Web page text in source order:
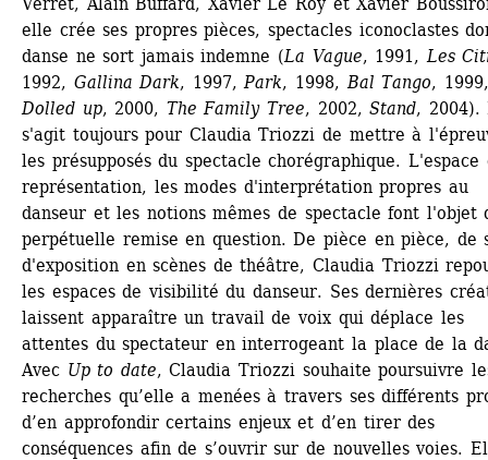
elle crée ses propres pièces, spectacles iconoclastes
danse ne sort jamais indemne (La Vague, 1991, Les
1992, Gallina Dark, 1997, Park, 1998, Bal Tango, 1999,
Dolled up, 2000, The Family Tree, 2002, Stand, 2004).
s'agit toujours pour Claudia Triozzi de mettre à
les présupposés du spectacle chorégraphique. L'espace
représentation, les modes d'interprétation propres au
danseur et les notions mêmes de spectacle font l'objet
perpétuelle remise en question. De pièce en pièce, de
d'exposition en scènes de théâtre, Claudia Triozzi
les espaces de visibilité du danseur. Ses dernières
laissent apparaître un travail de voix qui déplace les
attentes du spectateur en interrogeant la place de la
Avec Up to date, Claudia Triozzi souhaite poursuivre
recherches qu’elle a menées à travers ses différents
d’en approfondir certains enjeux et d’en tirer des
conséquences afin de s’ouvrir sur de nouvelles voies.